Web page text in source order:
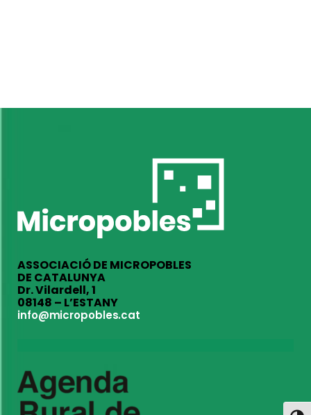
ASSOCIACIÓ DE MICROPOBLES
DE CATALUNYA
Dr. Vilardell, 1
08148 – L’ESTANY
info@micropobles.cat